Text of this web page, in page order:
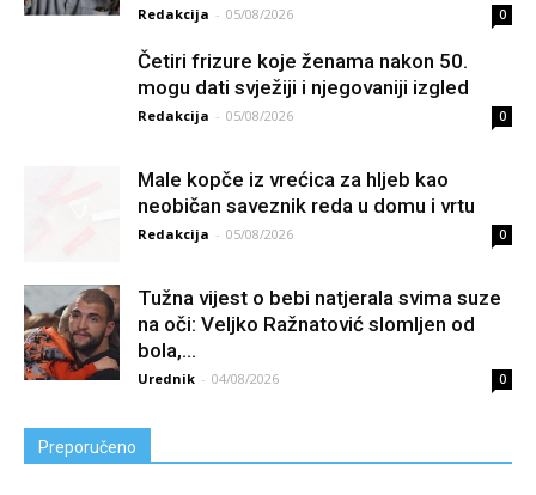
Redakcija - 05/08/2026 0
Četiri frizure koje ženama nakon 50.
mogu dati svježiji i njegovaniji izgled
Redakcija - 05/08/2026 0
Male kopče iz vrećica za hljeb kao
neobičan saveznik reda u domu i vrtu
Redakcija - 05/08/2026 0
Tužna vijest o bebi natjerala svima suze
na oči: Veljko Ražnatović slomljen od
boIa,...
Urednik - 04/08/2026 0
Preporučeno